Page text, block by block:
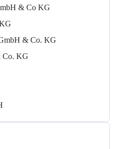
& Co KG
& Co. KG
Co. KG